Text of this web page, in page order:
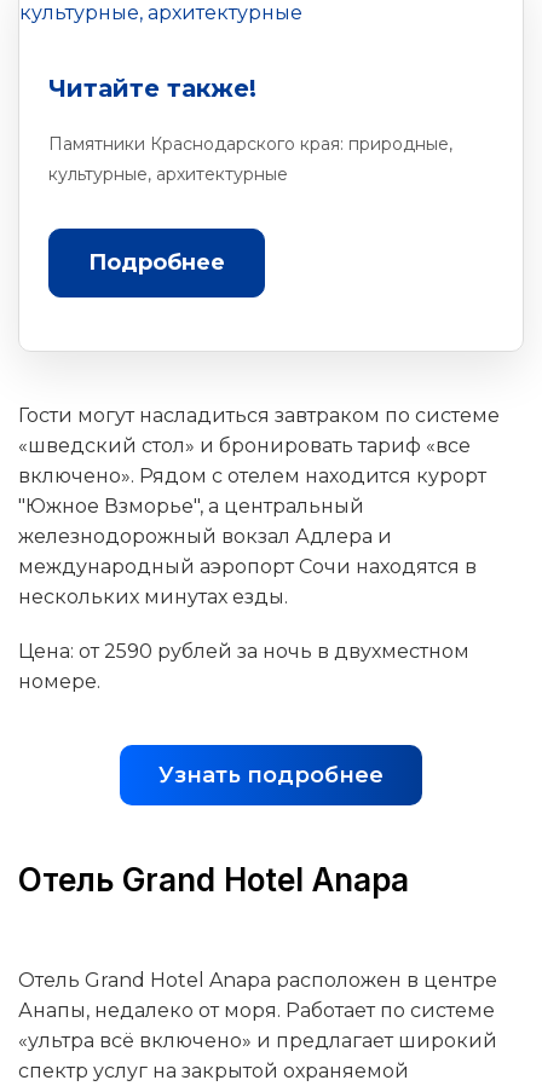
Читайте также!
Памятники Краснодарского края: природные,
культурные, архитектурные
Подробнее
Гости могут насладиться завтраком по системе
«шведский стол» и бронировать тариф «все
включено». Рядом с отелем находится курорт
"Южное Взморье", а центральный
железнодорожный вокзал Адлера и
международный аэропорт Сочи находятся в
нескольких минутах езды.
Цена: от 2590 рублей за ночь в двухместном
номере.
Узнать подробнее
Отель Grand Hotel Anapa
Отель Grand Hotel Anapa расположен в центре
Анапы, недалеко от моря. Работает по системе
«ультра всё включено» и предлагает широкий
спектр услуг на закрытой охраняемой